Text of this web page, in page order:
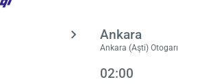
Ankara
Ankara (Aşti) Otogarı
02:00